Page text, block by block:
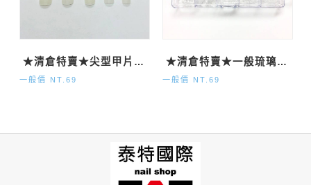
★清倉特賣★尖型甲片-自然500P
一般價 NT.69
★清倉特賣★一般琉璃甲片120P
一般價 NT.69